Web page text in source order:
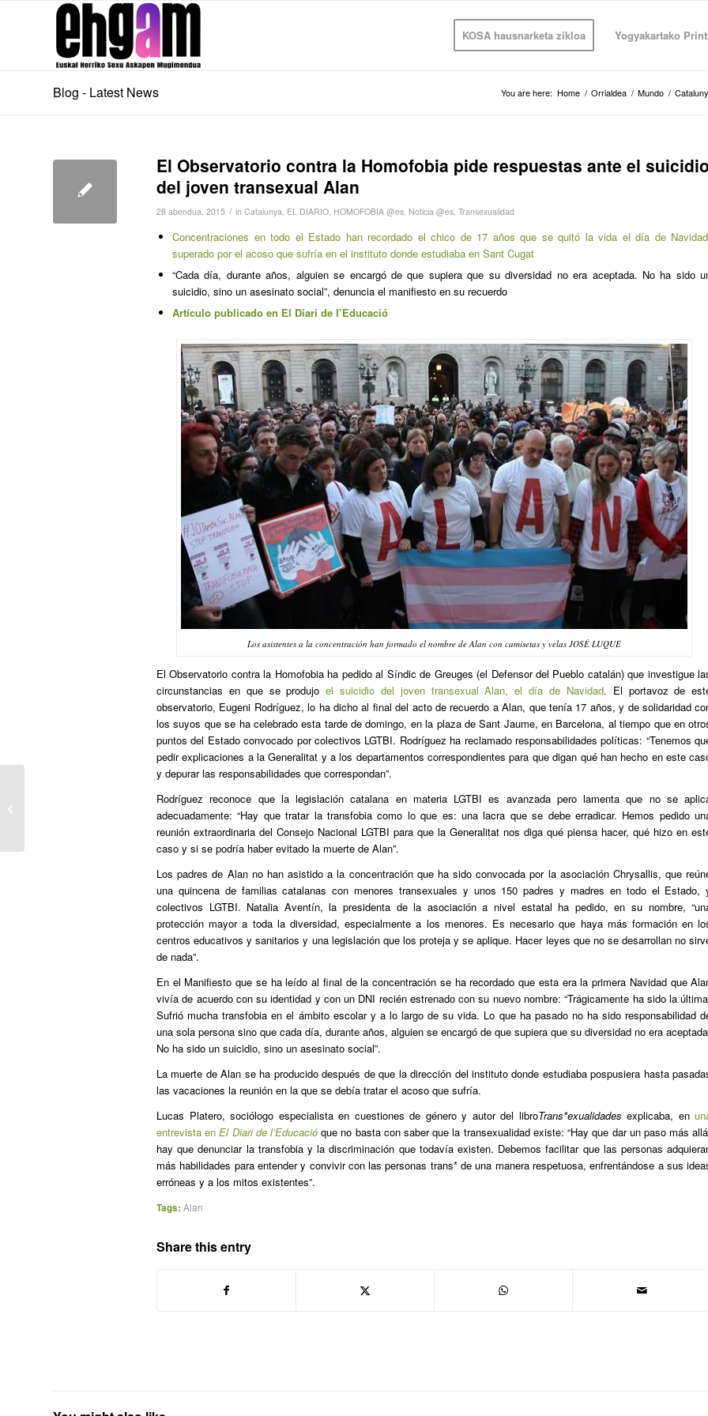
KOSA hausnarketa zikloa Yogyakartako
Blog - Latest News You are here: Home / Orrialdea / Mundo /
El Observatorio contra la Homofobia pide respuestas ante el suicidio
del joven transexual Alan
28 abendua, 2015 / in Catalunya, EL DIARIO, HOMOFOBIA @es, Noticia @es, Transexualidad
Concentraciones en todo el Estado han recordado el chico de 17 años que se quitó la vida el día de
superado por el acoso que sufría en el instituto donde estudiaba en Sant Cugat
“Cada día, durante años, alguien se encargó de que supiera que su diversidad no era aceptada. No ha sido
suicidio, sino un asesinato social”, denuncia el manifiesto en su recuerdo
Artículo publicado en El Diari de l’Educació
Los asistentes a la concentración han formado el nombre de Alan con camisetas y velas JOSÉ LUQUE
El Observatorio contra la Homofobia ha pedido al Síndic de Greuges (el Defensor del Pueblo catalán) que investigue
circunstancias en que se produjoel suicidio del joven transexual Alan, el día de Navidad. El portavoz de
observatorio, Eugeni Rodríguez, lo ha dicho al final del acto de recuerdo a Alan, que tenía 17 años, y de solidaridad
los suyos que se ha celebrado esta tarde de domingo, en la plaza de Sant Jaume, en Barcelona, al tiempo que en
puntos del Estado convocado por colectivos LGTBI. Rodríguez ha reclamado responsabilidades políticas: “Tenemos
pedir explicaciones a la Generalitat y a los departamentos correspondientes para que digan qué han hecho en este
y depurar las responsabilidades que correspondan”.
Rodríguez reconoce que la legislación catalana en materia LGTBI es avanzada pero lamenta que no se
adecuadamente: “Hay que tratar la transfobia como lo que es: una lacra que se debe erradicar. Hemos pedido
reunión extraordinaria del Consejo Nacional LGTBI para que la Generalitat nos diga qué piensa hacer, qué hizo en
caso y si se podría haber evitado la muerte de Alan”.
Los padres de Alan no han asistido a la concentración que ha sido convocada por la asociación Chrysallis, que
una quincena de familias catalanas con menores transexuales y unos 150 padres y madres en todo el Estado,
colectivos LGTBI. Natalia Aventín, la presidenta de la asociación a nivel estatal ha pedido, en su nombre,
protección mayor a toda la diversidad, especialmente a los menores. Es necesario que haya más formación en
centros educativos y sanitarios y una legislación que los proteja y se aplique. Hacer leyes que no se desarrollan no
de nada”.
En el Manifiesto que se ha leído al final de la concentración se ha recordado que esta era la primera Navidad que
vivía de acuerdo con su identidad y con un DNI recién estrenado con su nuevo nombre: “Trágicamente ha sido la
Sufrió mucha transfobia en el ámbito escolar y a lo largo de su vida. Lo que ha pasado no ha sido responsabilidad
una sola persona sino que cada día, durante años, alguien se encargó de que supiera que su diversidad no era
No ha sido un suicidio, sino un asesinato social”.
La muerte de Alan se ha producido después de que la dirección del instituto donde estudiaba pospusiera hasta
las vacaciones la reunión en la que se debía tratar el acoso que sufría.
Lucas Platero, sociólogo especialista en cuestiones de género y autor del libroTrans*exualidades explicaba, en
entrevista enEl Diari de l’Educació que no basta con saber que la transexualidad existe: “Hay que dar un paso más
hay que denunciar la transfobia y la discriminación que todavía existen. Debemos facilitar que las personas
más habilidades para entender y convivir con las personas trans* de una manera respetuosa, enfrentándose a sus
erróneas y a los mitos existentes”.
Tags: Alan
Share this entry
Petición al Síndic para que investigue
el acoso que empujó a Alan al sui...